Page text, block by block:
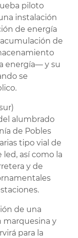
piloto
instalación
de energía
de
energía— y su
se
alumbrado
de Pobles
tipo vial de
así como la
y de
de una
marquesina y
para la